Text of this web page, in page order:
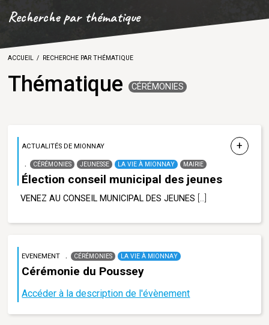
Recherche par thématique
ACCUEIL RECHERCHE PAR THÉMATIQUE
Thématique CÉRÉMONIES
ACTUALITÉS DE MIONNAY
CÉRÉMONIES JEUNESSE LA VIE À MIONNAY MAIRIE
Élection conseil municipal des jeunes
VENEZ AU CONSEIL MUNICIPAL DES JEUNES […]
EVENEMENT CÉRÉMONIES LA VIE À MIONNAY
Cérémonie du Poussey
Accéder à la description de l'évènement